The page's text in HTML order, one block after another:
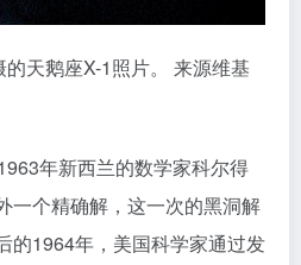
天鹅座X-1照片。 来源维基
年新西兰的数学家科尔得
一个精确解，这一次的黑洞解
的1964年，美国科学家通过发